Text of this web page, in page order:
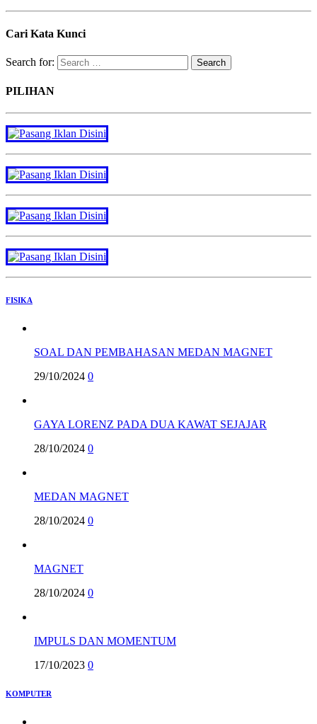
Cari Kata Kunci
Search for:
PILIHAN
FISIKA
SOAL DAN PEMBAHASAN MEDAN MAGNET
29/10/2024 0
GAYA LORENZ PADA DUA KAWAT SEJAJAR
28/10/2024 0
MEDAN MAGNET
28/10/2024 0
MAGNET
28/10/2024 0
IMPULS DAN MOMENTUM
17/10/2023 0
KOMPUTER